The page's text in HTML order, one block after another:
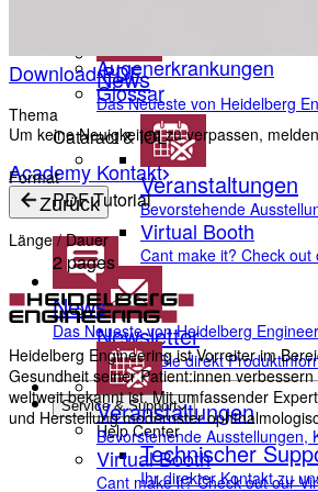
News
Das Neueste von Heidelberg
Veranstaltungen
Bevorstehende
Virtual Booth
Cant make it? Check out
Newsletter
Erhalten Sie direkt
Service & Support
Help Center
Technischer
Ihr direkter Kontakt zu
Augenerkrankungen
Glossar
Um keine Neuigkeiten zu verpassen,
Academy Kontakt
Zurück
News
Das Neueste von Heidelberg
Veranstaltungen
Bevorstehende Ausstellungen,
Virtual Booth
Cant make it? Check out our
Download PDF
Thema
Cataract & IOL
Format
PDF Tutorial
Länge / Dauer
2 pages
Heidelberg Engineering ist Vorreiter im
Gesundheit seiner Patient:innen
weltweit bekannt ist. Mit umfassender
und Herstellung modernster